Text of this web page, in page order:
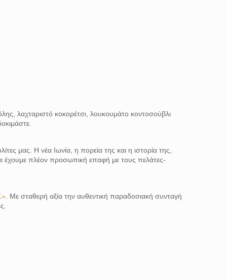
λαχταριστό κοκορέτσι, λουκουμάτο κοντοσούβλι
μας. Η νέα Ιωνία, η πορεία της και η ιστορία της,
έχουμε πλέον προσωπική επαφή με τους πελάτες-
. Με σταθερή αξία την αυθεντική παραδοσιακή συνταγή